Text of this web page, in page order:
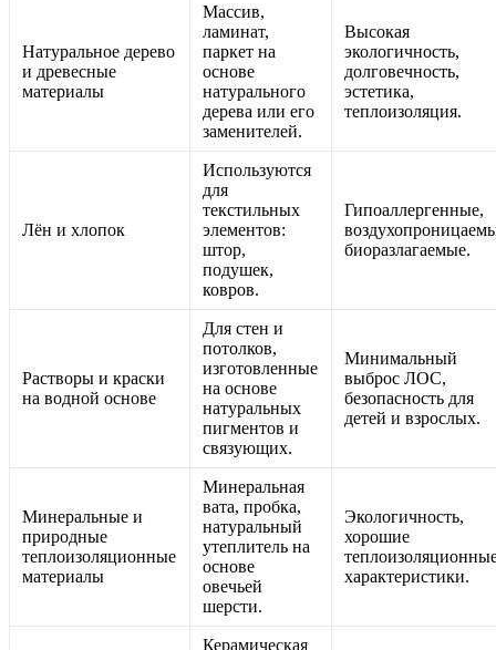
Натуральное дерево
и древесные
материалы
Массив,
ламинат,
паркет на
основе
натурального
дерева или его
заменителей.
Высокая
экологичность,
долговечность,
эстетика,
теплоизоляция.
Лён и хлопок
Используются
для
текстильных
элементов:
штор,
подушек,
ковров.
Гипоаллергенные,
биоразлагаемые.
Растворы и краски
на водной основе
Для стен и
потолков,
изготовленные
на основе
натуральных
пигментов и
связующих.
Минимальный
выброс ЛОС,
безопасность для
детей и взрослых.
Минеральные и
природные
теплоизоляционные
материалы
Минеральная
вата, пробка,
натуральный
утеплитель на
основе
овечьей
шерсти.
Экологичность,
хорошие
характеристики.
Керамическая